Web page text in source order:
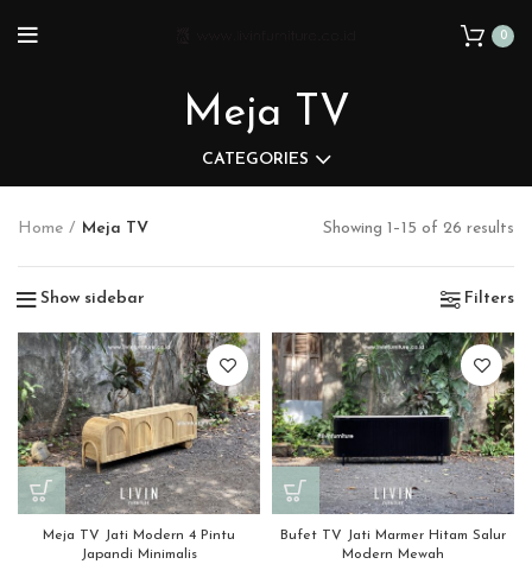
0
Meja TV
CATEGORIES
Home Meja TV Showing 1–15 of 26 results
Show sidebar Filters
Meja TV Jati Modern 4 Pintu
Japandi Minimalis
Bufet TV Jati Marmer Hitam Salur
Modern Mewah